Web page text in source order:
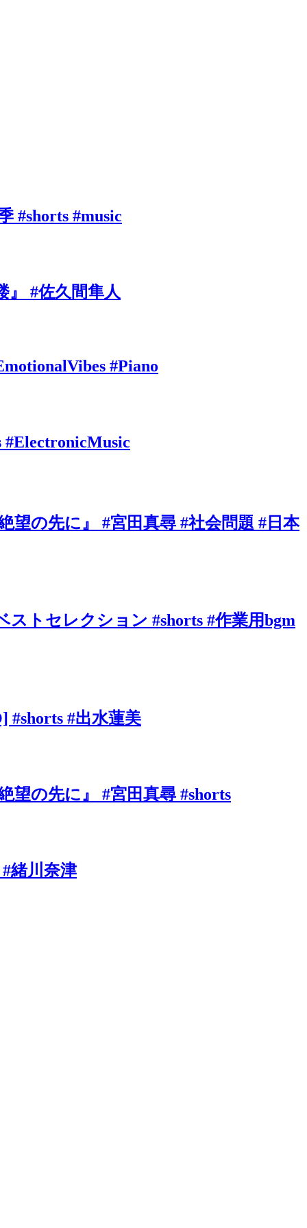
#shorts #music
』 #佐久間隼人
#Piano
の先に』 #宮田真尋 #社会問題 #日本
ストセレクション #shorts #作業用bgm
#shorts #出水蓮美
の先に』 #宮田真尋 #shorts
緒川奈津